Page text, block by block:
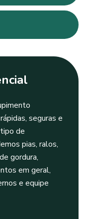
seguras e
de
pias, ralos,
gordura,
em geral,
e equipe